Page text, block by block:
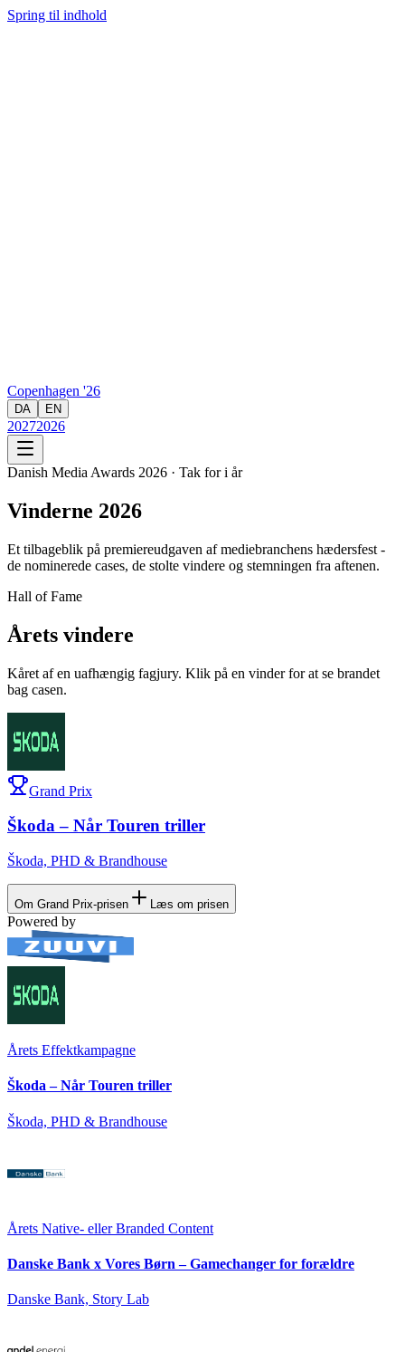
Spring til indhold
Copenhagen '26
DA EN
20272026
Danish Media Awards 2026 · Tak for i år
Vinderne 2026
Et tilbageblik på premiereudgaven af mediebranchens hædersfest -
de nominerede cases, de stolte vindere og stemningen fra aftenen.
Hall of Fame
Årets vindere
Kåret af en uafhængig fagjury. Klik på en vinder for at se brandet
bag casen.
Grand Prix
Škoda – Når Touren triller
Škoda, PHD & Brandhouse
Om Grand Prix-prisen Læs om prisen
Powered by
Årets Effektkampagne
Škoda – Når Touren triller
Škoda, PHD & Brandhouse
Årets Native- eller Branded Content
Danske Bank x Vores Børn – Gamechanger for forældre
Danske Bank, Story Lab